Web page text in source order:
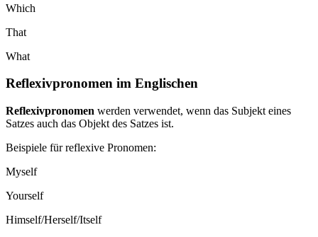
Which
That
What
Reflexivpronomen im Englischen
Reflexivpronomen werden verwendet, wenn das Subjekt eines
Satzes auch das Objekt des Satzes ist.
Beispiele für reflexive Pronomen:
Myself
Yourself
Himself/Herself/Itself